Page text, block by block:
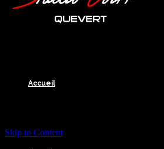
Accueil
Skip to Content